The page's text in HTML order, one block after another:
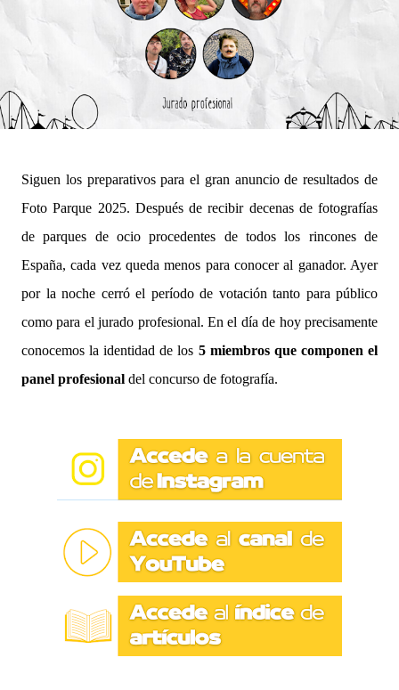
Siguen los preparativos para el gran anuncio de resultados de
Foto Parque 2025. Después de recibir decenas de fotografías
de parques de ocio procedentes de todos los rincones de
España, cada vez queda menos para conocer al ganador. Ayer
por la noche cerró el período de votación tanto para público
como para el jurado profesional. En el día de hoy precisamente
conocemos la identidad de los 5 miembros que componen el
panel profesional del concurso de fotografía.